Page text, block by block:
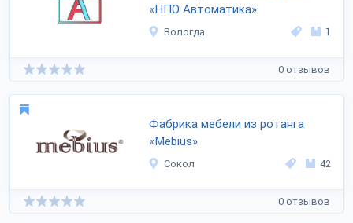
«НПО Автоматика»
Вологда 1
0 отзывов
Фабрика мебели из ротанга
«Mebius»
Сокол 42
0 отзывов